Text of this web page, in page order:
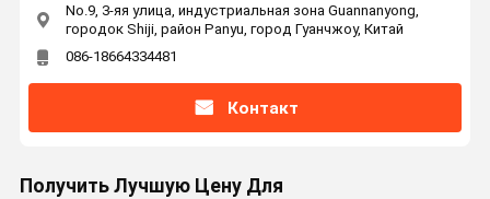
No.9, 3-яя улица, индустриальная зона Guannanyong,
городок Shiji, район Panyu, город Гуанчжоу, Китай
086-18664334481
Контакт
Получить Лучшую Цену Для